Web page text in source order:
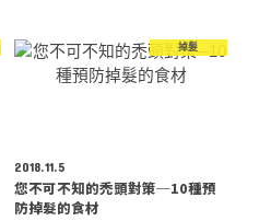
掉髮
2018.11.5
您不可不知的禿頭對策─10種預
防掉髮的食材